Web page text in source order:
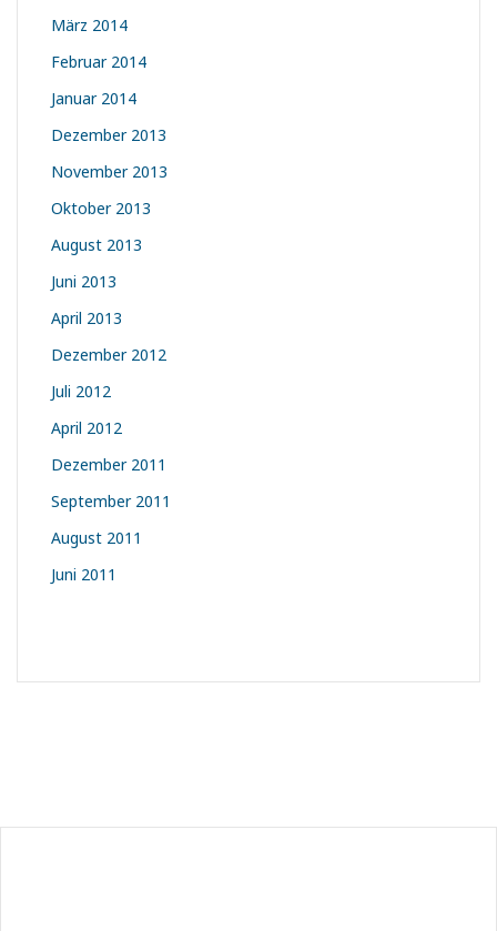
März 2014
Februar 2014
Januar 2014
Dezember 2013
November 2013
Oktober 2013
August 2013
Juni 2013
April 2013
Dezember 2012
Juli 2012
April 2012
Dezember 2011
September 2011
August 2011
Juni 2011